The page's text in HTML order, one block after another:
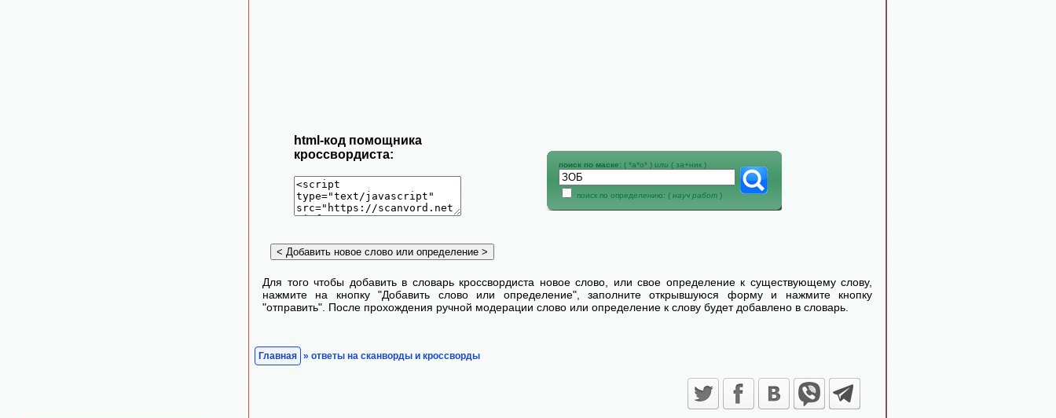
html-код помощника
кроссвордиста:
поиск по маске: ( *а*о* ) или ( за+ник )
поиск по определению: ( науч работ )
Для того чтобы добавить в словарь кроссвордиста новое слово, или свое определение к существующему слову,
нажмите на кнопку "Добавить слово или определение", заполните открывшуюся форму и нажмите кнопку
"отправить". После прохождения ручной модерации слово или определение к слову будет добавлено в словарь.
Главная » ответы на сканворды и кроссворды